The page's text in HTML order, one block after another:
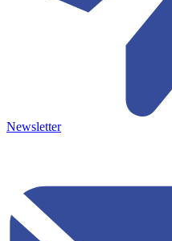
Newsletter